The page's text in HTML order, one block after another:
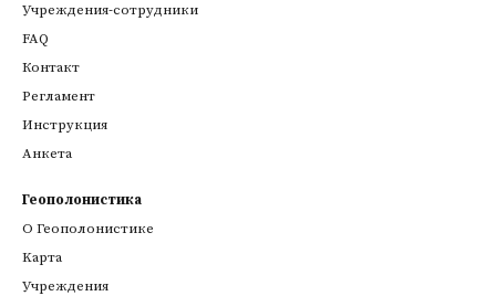
Учреждения-сотрудники
FAQ
Контакт
Регламент
Инструкция
Анкета
Геополонистика
О Геополонистике
Kарта
Учреждения